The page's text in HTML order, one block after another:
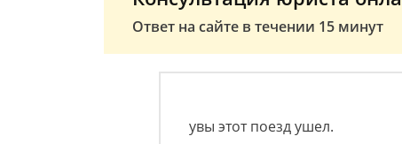
Ответ на сайте в течении 15 минут
увы этот поезд ушел.